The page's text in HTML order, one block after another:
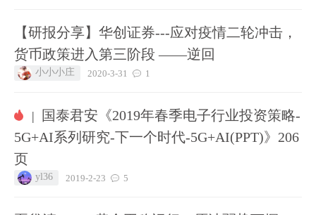
【研报分享】华创证券---应对疫情二轮冲击，
货币政策进入第三阶段 ——逆回
小小小庄 2020-3-31 1
|
国泰君安《2019年春季电子行业投资策略-
5G+AI系列研究-下一个时代-5G+AI(PPT)》206
页
yl36 2019-2-23 5